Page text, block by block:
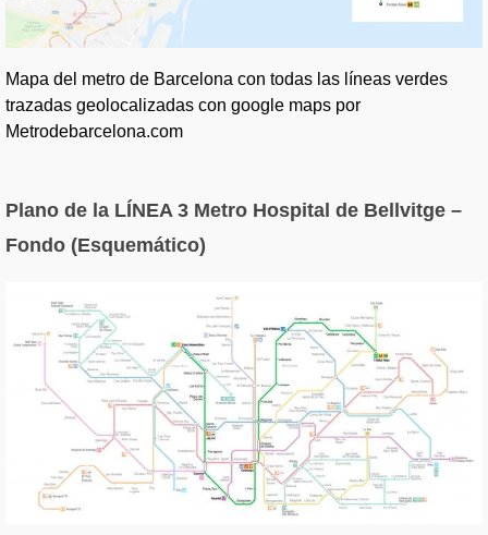
Mapa del metro de Barcelona con todas las líneas verdes
trazadas geolocalizadas con google maps por
Metrodebarcelona.com
Plano de la LÍNEA 3 Metro Hospital de Bellvitge –
Fondo (Esquemático)